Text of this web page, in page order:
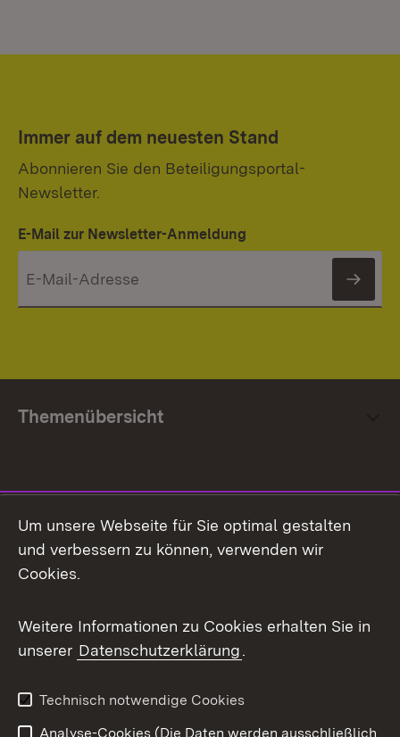
Immer auf dem neuesten Stand
Abonnieren Sie den Beteiligungsportal-
Newsletter.
E-Mail zur Newsletter-Anmeldung
Themenübersicht
Facebook
X / Twitter
Youtube
Um unsere Webseite für Sie optimal gestalten
und verbessern zu können, verwenden wir
Cookies.
Weitere Informationen zu Cookies erhalten Sie in
unserer Datenschutzerklärung.
Technisch notwendige Cookies
Analyse-Cookies (Die Daten werden ausschließlich